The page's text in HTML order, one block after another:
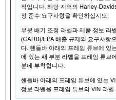
적입니다. 해당 지역의 Harley-
정 준수 요구사항을 확인하십시오.
부분 배기 조정 라벨과 제품 정보 라
(CARB)/EPA 배출 규제의 요구사항
다. 핸들바 아래의 프레임 튜브에 있
에 있는 새 부분 라벨을 프레임 튜브
분에 부착합니다.
핸들바 아래의 프레임 튜브에 있는
정보 라벨을 프레임 튜브의 VIN 라